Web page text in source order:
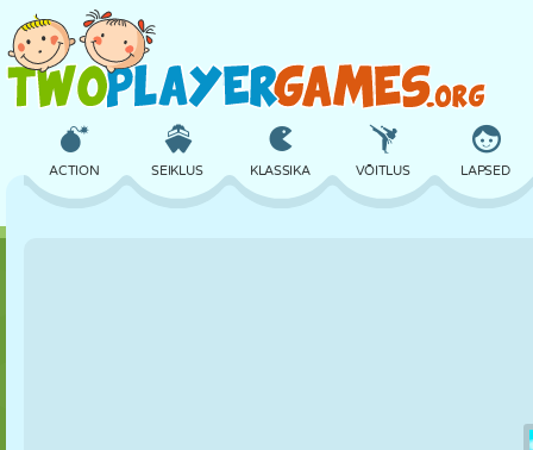
ACTION SEIKLUS KLASSIKA VÕITLUS LAPSED